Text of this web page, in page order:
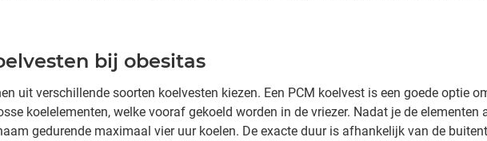
bij obesitas
uit verschillende soorten koelvesten kiezen. Een PCM koelvest is een goede optie
koelelementen, welke vooraf gekoeld worden in de vriezer. Nadat je de elementen
gedurende maximaal vier uur koelen. De exacte duur is afhankelijk van de